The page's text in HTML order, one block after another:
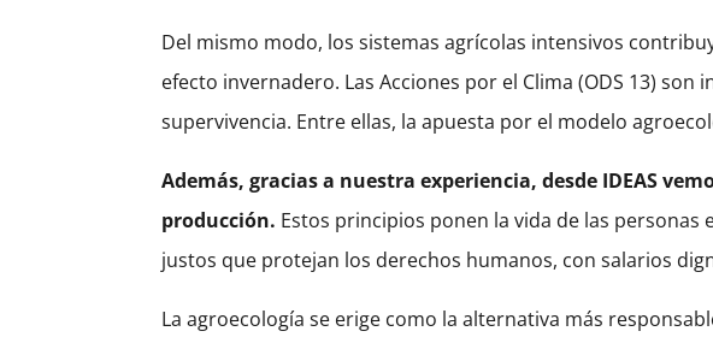
Del mismo modo, los sistemas agrícolas intensivos
efecto invernadero. Las Acciones por el Clima (ODS 13)
supervivencia. Entre ellas, la apuesta por el modelo
Además, gracias a nuestra experiencia, desde IDEAS
producción. Estos principios ponen la vida de las
justos que protejan los derechos humanos, con salarios
La agroecología se erige como la alternativa más